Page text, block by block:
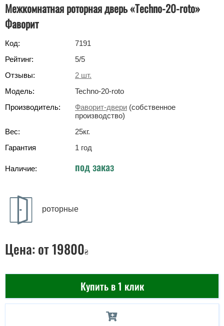
Межкомнатная роторная дверь «Techno-20-roto»
Фаворит
Код:
7191
Рейтинг:
5/5
Отзывы:
2 шт.
Модель:
Techno-20-roto
Производитель:
Фаворит-двери (собственное
производство)
Вес:
25кг.
Гарантия
1 год
Наличие: под заказ
роторные
Цена: от 19800₴
Купить в 1 клик